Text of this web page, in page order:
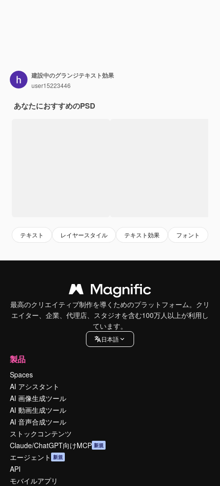
建設中のグランジテキスト効果
user15223446
あなたにおすすめのPSD
テキスト レイヤースタイル テキスト効果 フォント
最高のクリエイティブ制作を導くためのプラットフォーム。クリ
エイター、企業、代理店、スタジオを含む100万人以上が利用し
ています。
日本語
製品
Spaces
AI アシスタント
AI 画像生成ツール
AI 動画生成ツール
AI 音声合成ツール
ストックコンテンツ
Claude/ChatGPT向けMCP 新規
エージェント 新規
API
モバイルアプリ